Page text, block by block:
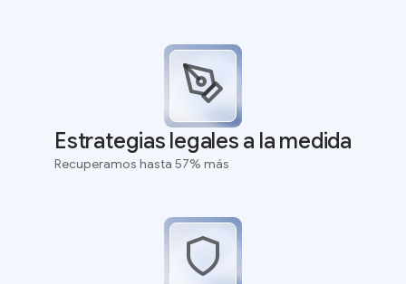
Estrategias legales a la medida
Recuperamos hasta 57% más